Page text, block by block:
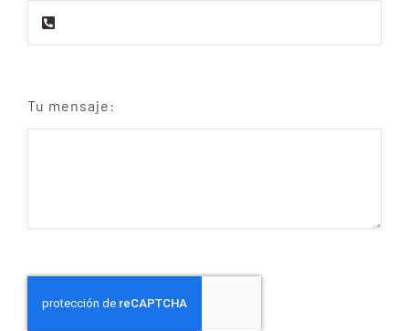
Tu mensaje: